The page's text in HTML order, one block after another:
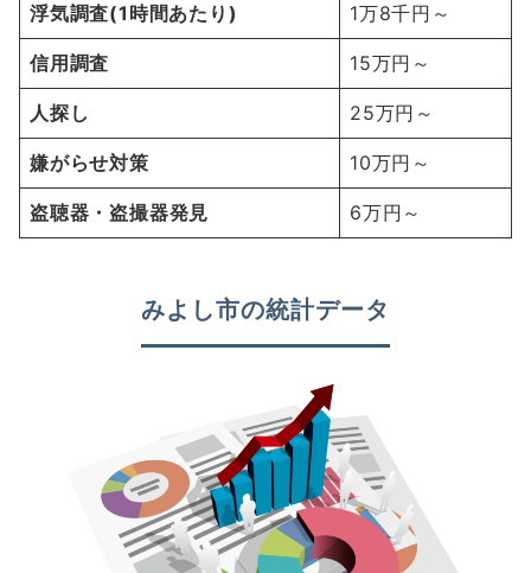
浮気調査(1時間あたり) 1万8千円～
信用調査 15万円～
人探し 25万円～
嫌がらせ対策 10万円～
盗聴器・盗撮器発見 6万円～
みよし市の統計データ